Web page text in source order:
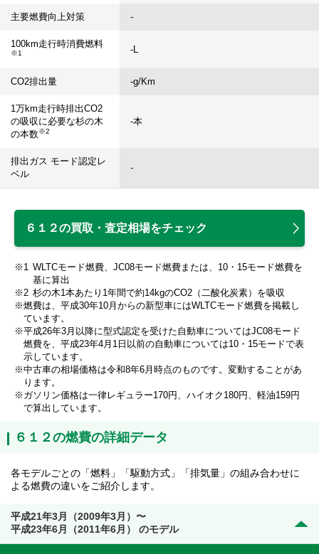
主要燃費向上対策 -
100km走行時消費燃料
※1 -L
CO2排出量 -g/Km
1万km走行時排出CO2
の吸収に必要な杉の木
の本数※2
-本
排出ガス モード認定レ
ベル
-
６１２の買取・査定相場をチェック
WLTCモード燃費、JC08モード燃費または、10・15モード燃費を
基に算出
杉の木1本あたり1年間で約14kgのCO2（二酸化炭素）を吸収
燃費は、平成30年10月からの新型車にはWLTCモード燃費を掲載し
ています。
平成26年3月以降に型式認定を受けた自動車についてはJC08モード
燃費を、平成23年4月1日以前の自動車については10・15モードで表
示しています。
中古車の相場価格は令和8年6月時点のものです。変動することがあ
ります。
ガソリン価格は一律レギュラー170円、ハイオク180円、軽油159円
で算出しています。
６１２の燃費の詳細データ
各モデルごとの「燃料」「駆動方式」「排気量」の組み合わせに
よる燃費の違いをご紹介します。
平成21年3月（2009年3月）〜
平成23年6月（2011年6月） のモデル